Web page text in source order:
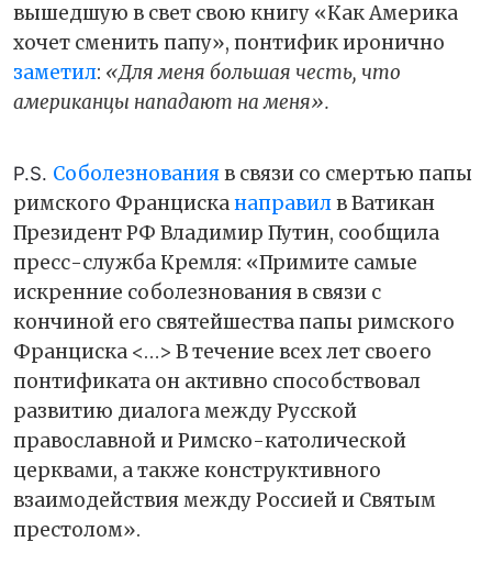
вышедшую в свет свою книгу «Как Америка
хочет сменить папу», понтифик иронично
заметил: «Для меня большая честь, что
американцы нападают на меня».
P.S. Соболезнованияв связи со смертью папы
римского Францисканаправилв Ватикан
Президент РФ Владимир Путин, сообщила
пресс-служба Кремля: «Примите самые
искренние соболезнования в связи с
кончиной его святейшества папы римского
Франциска <…> В течение всех лет своего
понтификата он активно способствовал
развитию диалога между Русской
православной и Римско-католической
церквами, а также конструктивного
взаимодействия между Россией и Святым
престолом».